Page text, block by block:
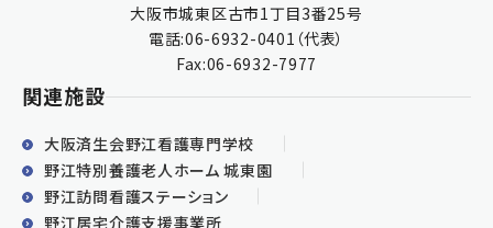
大阪市城東区古市1丁目3番25号
電話:06-6932-0401 （代表）
Fax:06-6932-7977
関連施設
大阪済生会野江看護専門学校
野江特別養護老人ホーム 城東園
野江訪問看護ステーション
野江居宅介護支援事業所